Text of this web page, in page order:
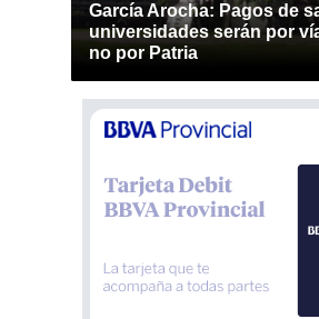
García Arocha: Pagos de
universidades serán por
no por Patria